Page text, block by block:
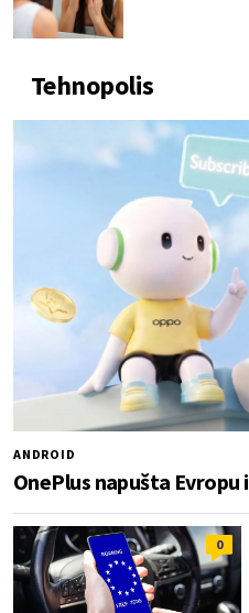
Tehnopolis
ANDROID
OnePlus napušta Evropu
0